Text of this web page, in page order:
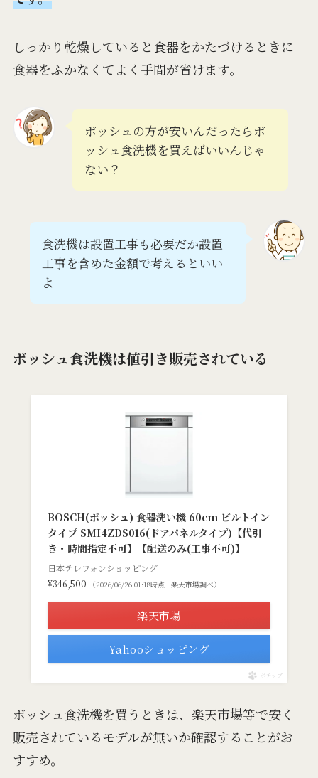
しっかり乾燥していると食器をかたづけるときに
食器をふかなくてよく手間が省けます。
ボッシュの方が安いんだったらボ
ッシュ食洗機を買えばいいんじゃ
ない？
食洗機は設置工事も必要だか設置
工事を含めた金額で考えるといい
よ
ボッシュ食洗機は値引き販売されている
BOSCH(ボッシュ) 食器洗い機 60cm ビルトイン
タイプ SMI4ZDS016(ドアパネルタイプ)【代引
き・時間指定不可】【配送のみ(工事不可)】
日本テレフォンショッピング
¥346,500
（2026/06/26 01:18時点 | 楽天市場調べ）
楽天市場
Yahooショッピング
ポチップ
ボッシュ食洗機を買うときは、楽天市場等で安く
販売されているモデルが無いか確認することがお
すすめ。